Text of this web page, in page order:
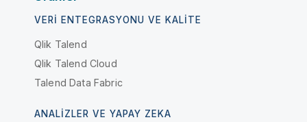
VERI ENTEGRASYONU VE KALITE
Qlik Talend
Qlik Talend Cloud
Talend Data Fabric
ANALIZLER VE YAPAY ZEKA